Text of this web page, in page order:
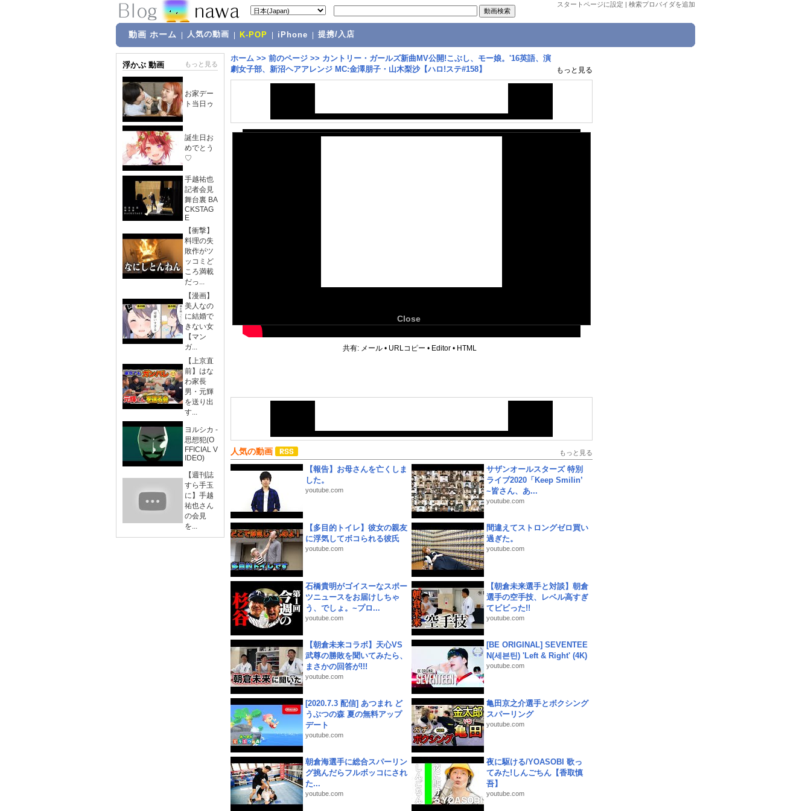
スタートページに設定 | 検索プロバイダを追加
動画 ホーム 人気の動画 K-POP iPhone 提携/入店
浮かぶ 動画 もっと見る
お家デー
ト当日ゥ
誕生日お
めでとう
♡
手越祐也
記者会見
舞台裏 BA
CKSTAG
E
【衝撃】
料理の失
敗作がツ
ッコミど
ころ満載
だっ...
【漫画】
美人なの
に結婚で
きない女
【マン
ガ...
【上京直
前】はな
わ家長
男・元輝
を送り出
す...
ヨルシカ -
思想犯(O
FFICIAL V
IDEO)
【週刊誌
すら手玉
に】手越
祐也さん
の会見
を...
ホーム >> 前のページ >> カントリー・ガールズ新曲MV公開!こぶし、モー娘。'16英語、演
劇女子部、新沼ヘアアレンジ MC:金澤朋子・山木梨沙【ハロ!ステ#158】
もっと見る
Close
共有: メール • URLコピー • Editor • HTML
人気の動画 もっと見る
【報告】お母さんを亡くしま
した。
youtube.com
サザンオールスターズ 特別
ライブ2020「Keep Smilin’
~皆さん、あ...
youtube.com
【多目的トイレ】彼女の親友
に浮気してボコられる彼氏
youtube.com
間違えてストロングゼロ買い
過ぎた。
youtube.com
石橋貴明がゴイスーなスポー
ツニュースをお届けしちゃ
う、でしょ。~プロ...
youtube.com
【朝倉未来選手と対談】朝倉
選手の空手技、レベル高すぎ
てビビった!!
youtube.com
【朝倉未来コラボ】天心VS
武尊の勝敗を聞いてみたら、
まさかの回答が!!!
youtube.com
[BE ORIGINAL] SEVENTEE
N(세븐틴) 'Left & Right' (4K)
youtube.com
[2020.7.3 配信] あつまれ ど
うぶつの森 夏の無料アップ
デート
youtube.com
亀田京之介選手とボクシング
スパーリング
youtube.com
朝倉海選手に総合スパーリン
グ挑んだらフルボッコにされ
た...
youtube.com
夜に駆ける/YOASOBI 歌っ
てみた!しんごちん【香取慎
吾】
youtube.com